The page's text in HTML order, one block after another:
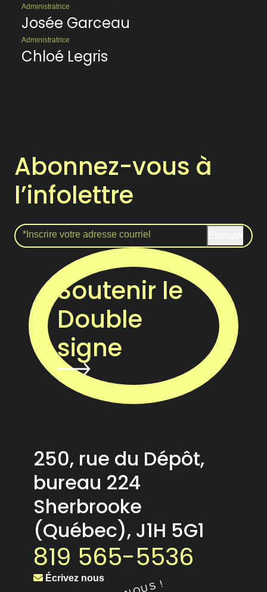
Administratrice
Josée Garceau
Administratrice
Chloé Legris
Abonnez-vous à
l’infolettre
Soutenir le
Double
signe
250, rue du Dépôt,
bureau 224
Sherbrooke
(Québec), J1H 5G1
819 565-5536
Écrivez nous